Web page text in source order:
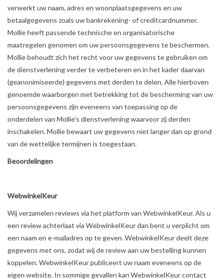
verwerkt uw naam, adres en woonplaatsgegevens en uw
betaalgegevens zoals uw bankrekening- of creditcardnummer.
Mollie heeft passende technische en organisatorische
maatregelen genomen om uw persoonsgegevens te beschermen.
Mollie behoudt zich het recht voor uw gegevens te gebruiken om
de dienstverlening verder te verbeteren en in het kader daarvan
(geanonimiseerde) gegevens met derden te delen. Alle hierboven
genoemde waarborgen met betrekking tot de bescherming van uw
persoonsgegevens zijn eveneens van toepassing op de
onderdelen van Mollie’s dienstverlening waarvoor zij derden
inschakelen. Mollie bewaart uw gegevens niet langer dan op grond
van de wettelijke termijnen is toegestaan.
Beoordelingen
WebwinkelKeur
Wij verzamelen reviews via het platform van WebwinkelKeur. Als u
een review achterlaat via WebwinkelKeur dan bent u verplicht om
een naam en e-mailadres op te geven. WebwinkelKeur deelt deze
gegevens met ons, zodat wij de review aan uw bestelling kunnen
koppelen. WebwinkelKeur publiceert uw naam eveneens op de
eigen website. In sommige gevallen kan WebwinkelKeur contact